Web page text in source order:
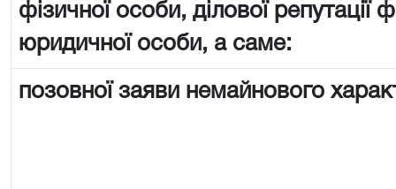
фізичної особи, ділової репутації
юридичної особи, а саме:
позовної заяви немайнового